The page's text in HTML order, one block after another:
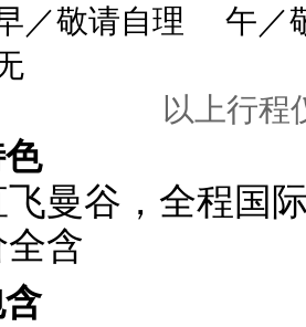
／敬请自理 午
以上行程
曼谷，全程国
全含